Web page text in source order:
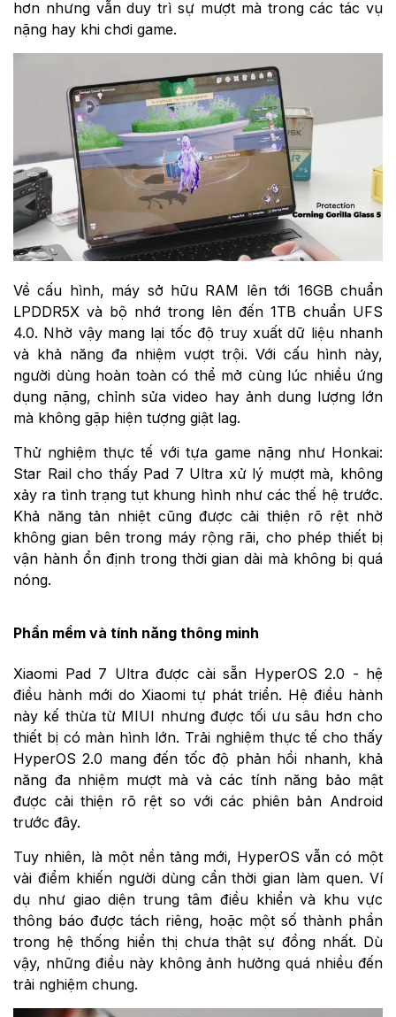
hơn nhưng vẫn duy trì sự mượt mà trong các tác vụ
nặng hay khi chơi game.
Về cấu hình, máy sở hữu RAM lên tới 16GB chuẩn
LPDDR5X và bộ nhớ trong lên đến 1TB chuẩn UFS
4.0. Nhờ vậy mang lại tốc độ truy xuất dữ liệu nhanh
và khả năng đa nhiệm vượt trội. Với cấu hình này,
người dùng hoàn toàn có thể mở cùng lúc nhiều ứng
dụng nặng, chỉnh sửa video hay ảnh dung lượng lớn
mà không gặp hiện tượng giật lag.
Thử nghiệm thực tế với tựa game nặng như Honkai:
Star Rail cho thấy Pad 7 Ultra xử lý mượt mà, không
xảy ra tình trạng tụt khung hình như các thế hệ trước.
Khả năng tản nhiệt cũng được cải thiện rõ rệt nhờ
không gian bên trong máy rộng rãi, cho phép thiết bị
vận hành ổn định trong thời gian dài mà không bị quá
nóng.
Phần mềm và tính năng thông minh
Xiaomi Pad 7 Ultra được cài sẵn HyperOS 2.0 - hệ
điều hành mới do Xiaomi tự phát triển. Hệ điều hành
này kế thừa từ MIUI nhưng được tối ưu sâu hơn cho
thiết bị có màn hình lớn. Trải nghiệm thực tế cho thấy
HyperOS 2.0 mang đến tốc độ phản hồi nhanh, khả
năng đa nhiệm mượt mà và các tính năng bảo mật
được cải thiện rõ rệt so với các phiên bản Android
trước đây.
Tuy nhiên, là một nền tảng mới, HyperOS vẫn có một
vài điểm khiến người dùng cần thời gian làm quen. Ví
dụ như giao diện trung tâm điều khiển và khu vực
thông báo được tách riêng, hoặc một số thành phần
trong hệ thống hiển thị chưa thật sự đồng nhất. Dù
vậy, những điều này không ảnh hưởng quá nhiều đến
trải nghiệm chung.